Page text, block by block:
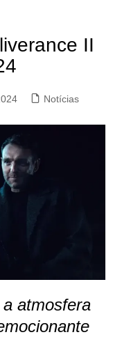
II
Notícias
atmosfera